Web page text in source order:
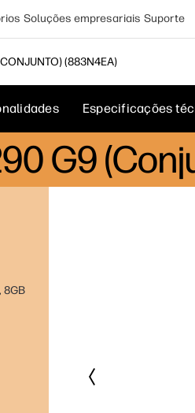
Soluções empresariais Suporte
(883N4EA)
Especificações
G9
8GB